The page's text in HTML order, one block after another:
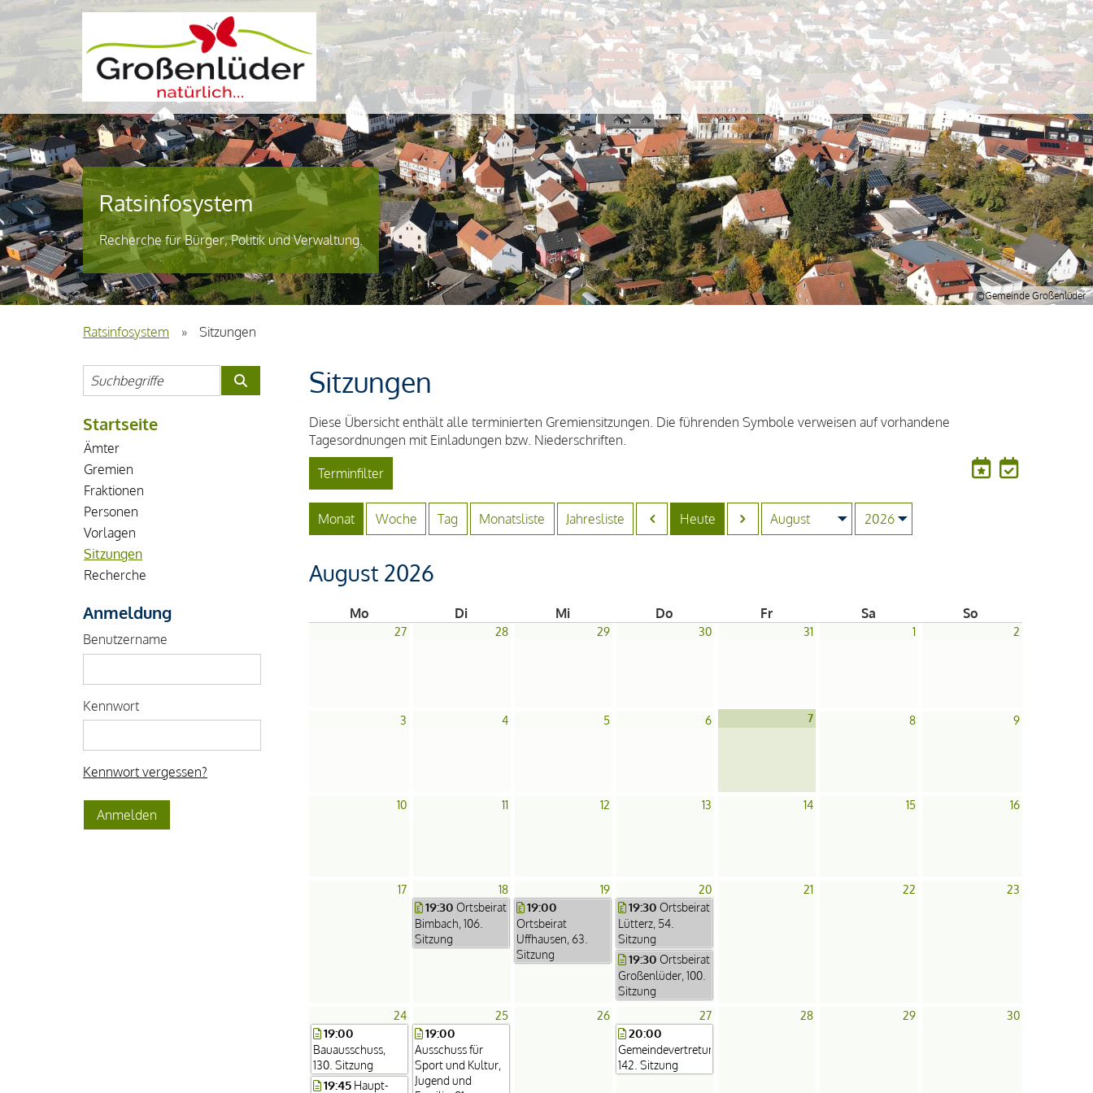
Gemeinde Großenlüder
Ratsinfosystem
Recherche für Bürger, Politik und Verwaltung.
©Gemeinde Großenlüder
Ratsinfosystem » Sitzungen
Startseite
Ämter
Gremien
Fraktionen
Personen
Vorlagen
Sitzungen
Recherche
Anmeldung
Benutzername
Kennwort
Kennwort vergessen?
Sitzungen
Diese Übersicht enthält alle terminierten Gremiensitzungen. Die führenden Symbole verweisen auf vorhandene
Tagesordnungen mit Einladungen bzw. Niederschriften.
Terminfilter
Monat Woche Tag Monatsliste Jahresliste Heute
August 2026
Mo Di Mi Do Fr Sa So
27 28 29 30 31 1 2
3 4 5 6 7 8 9
10 11 12 13 14 15 16
17 18 19 20 21 22 23
19:30 Ortsbeirat
Bimbach, 106.
Sitzung
19:00
Ortsbeirat
Uffhausen, 63.
Sitzung
19:30 Ortsbeirat
Lütterz, 54.
Sitzung
19:30 Ortsbeirat
Großenlüder, 100.
Sitzung
24 25 26 27 28 29 30
19:00
Bauausschuss,
130. Sitzung
19:00
Ausschuss für
Sport und Kultur,
Jugend und
20:00
Gemeindevertretung,
142. Sitzung
19:45 Haupt-